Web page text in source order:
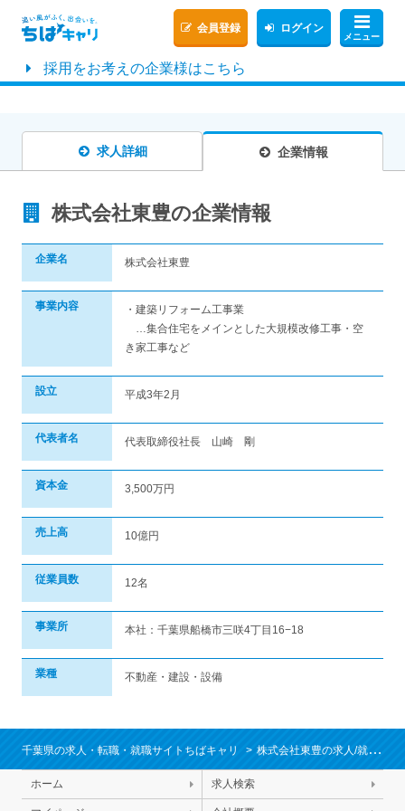
メニュー
会員登録 ログイン
採用をお考えの企業様はこちら
求人詳細 企業情報
株式会社東豊の企業情報
企業名 株式会社東豊
事業内容
・建築リフォーム工事業
…集合住宅をメインとした大規模改修工事・空
き家工事など
設立 平成3年2月
代表者名 代表取締役社長 山崎 剛
資本金 3,500万円
売上高 10億円
従業員数 12名
事業所 本社：千葉県船橋市三咲4丁目16−18
業種 不動産・建設・設備
千葉県の求人・転職・就職サイトちばキャリ 株式会社東豊の求人/就職情報
ホーム 求人検索